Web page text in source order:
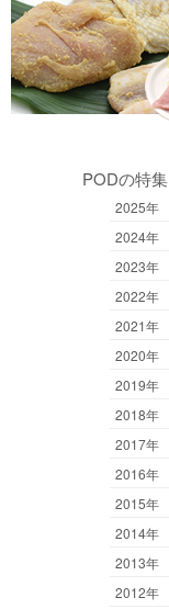
PODの特集
2025年
2024年
2023年
2022年
2021年
2020年
2019年
2018年
2017年
2016年
2015年
2014年
2013年
2012年